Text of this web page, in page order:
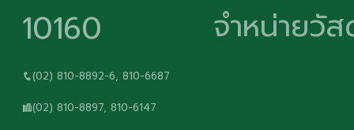
10160
(02) 810-8892-6, 810-6687
(02) 810-8897, 810-6147
จำหน่ายวั